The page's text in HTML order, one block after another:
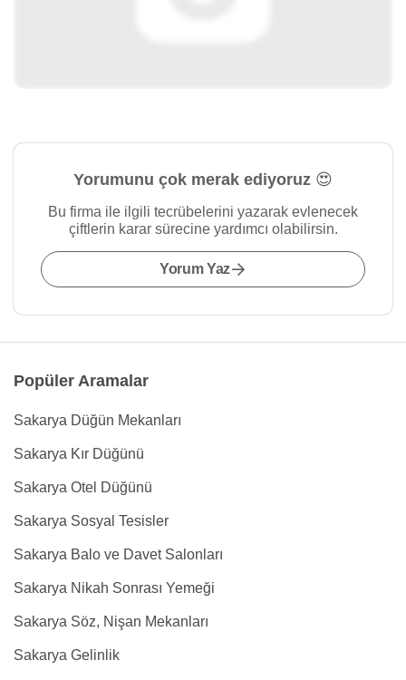
Yorumunu çok merak ediyoruz 😍
Bu firma ile ilgili tecrübelerini yazarak evlenecek
çiftlerin karar sürecine yardımcı olabilirsin.
Yorum Yaz
Popüler Aramalar
Sakarya Düğün Mekanları
Sakarya Kır Düğünü
Sakarya Otel Düğünü
Sakarya Sosyal Tesisler
Sakarya Balo ve Davet Salonları
Sakarya Nikah Sonrası Yemeği
Sakarya Söz, Nişan Mekanları
Sakarya Gelinlik